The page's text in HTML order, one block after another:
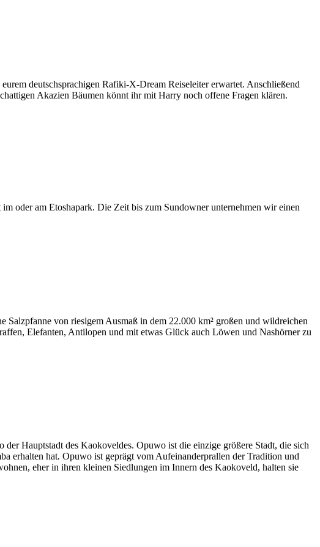
deutschsprachigen Rafiki-X-Dream Reiseleiter erwartet. Anschließend
Akazien Bäumen könnt ihr mit Harry noch offene Fragen klären.
oder am Etoshapark. Die Zeit bis zum Sundowner unternehmen wir einen
Salzpfanne von riesigem Ausmaß in dem 22.000 km² großen und wildreichen
Elefanten, Antilopen und mit etwas Glück auch Löwen und Nashörner zu
Hauptstadt des Kaokoveldes. Opuwo ist die einzige größere Stadt, die sich
erhalten hat. Opuwo ist geprägt vom Aufeinanderprallen der Tradition und
eher in ihren kleinen Siedlungen im Innern des Kaokoveld, halten sie